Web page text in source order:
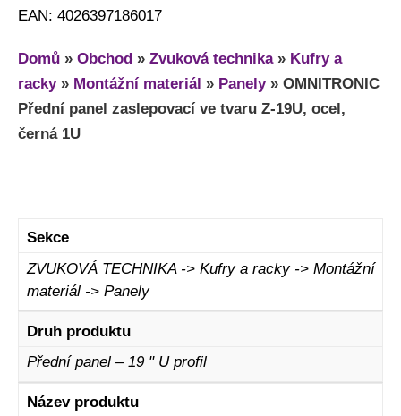
EAN: 4026397186017
Domů » Obchod » Zvuková technika» Kufry a
racky» Montážní materiál » Panely» OMNITRONIC
Přední panel zaslepovací ve tvaru Z-19U, ocel,
černá 1U
Sekce
ZVUKOVÁ TECHNIKA -> Kufry a racky -> Montážní
materiál -> Panely
Druh produktu
Přední panel – 19 " U profil
Název produktu